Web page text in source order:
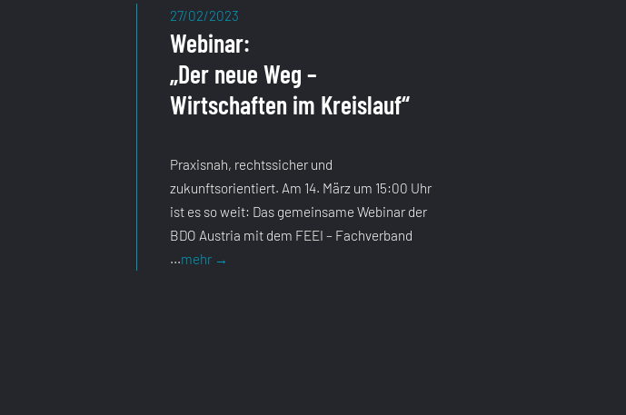
27/02/2023
Webinar:
„Der neue Weg –
Wirtschaften im Kreislauf“
Praxisnah, rechtssicher und
zukunftsorientiert. Am 14. März um 15:00 Uhr
ist es so weit: Das gemeinsame Webinar der
BDO Austria mit dem FEEI – Fachverband
...mehr →Webinar: